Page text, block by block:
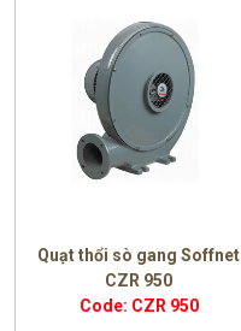
Quạt thổi sò gang Soffnet
CZR 950
Code: CZR 950